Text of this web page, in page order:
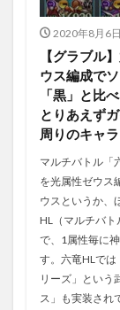
2020年8月6日
【グラブル
ウス編成で
「黒」と比
とりあえず
周りのキャ
マルチバトル「
を光属性ゼウス
ウスというか、
HL（マルチバ
で、1属性毎に
す。六竜HLで
リーズ」という
ス」も実装され